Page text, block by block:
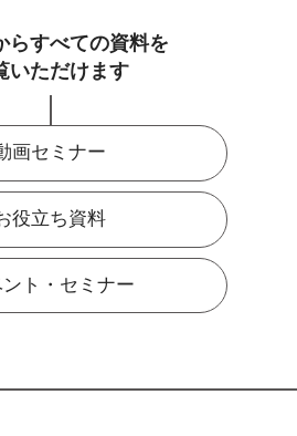
らすべての資料を
いただけます
画セミナー
役立ち資料
ト・セミナー